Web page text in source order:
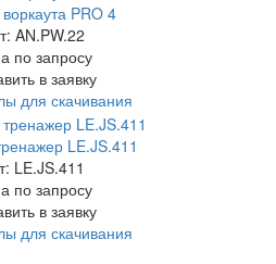
PRO 4
AN.PW.22
по запросу
в заявку
для скачивания
LE.JS.411
LE.JS.411
по запросу
в заявку
для скачивания